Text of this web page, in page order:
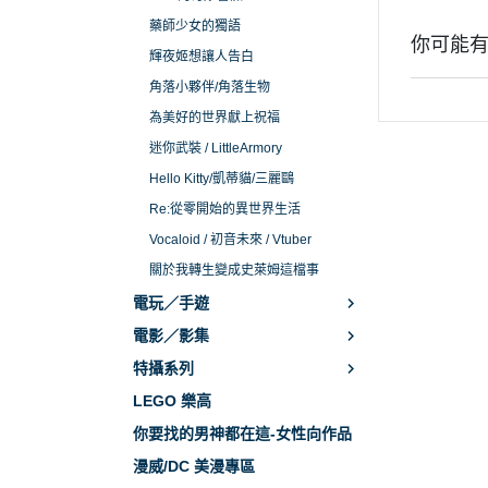
藥師少女的獨語
輝夜姬想讓人告白
角落小夥伴/角落生物
為美好的世界獻上祝福
迷你武裝 / LittleArmory
Hello Kitty/凱蒂貓/三麗鷗
Re:從零開始的異世界生活
Vocaloid / 初音未來 / Vtuber
關於我轉生變成史萊姆這檔事
電玩／手遊
電影／影集
特攝系列
LEGO 樂高
你要找的男神都在這-女性向作品
漫威/DC 美漫專區
你可能